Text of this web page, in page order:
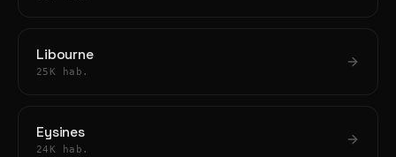
Libourne
25K hab.
Eysines
24K hab.